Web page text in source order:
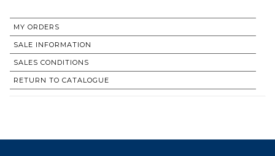
MY ORDERS
SALE INFORMATION
SALES CONDITIONS
RETURN TO CATALOGUE